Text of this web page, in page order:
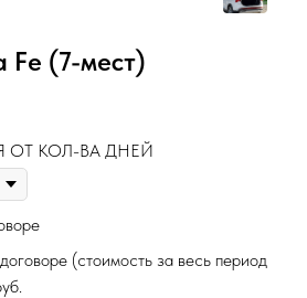
Fe (7-мест)
ОТ КОЛ-ВА ДНЕЙ
(стоимость за весь период